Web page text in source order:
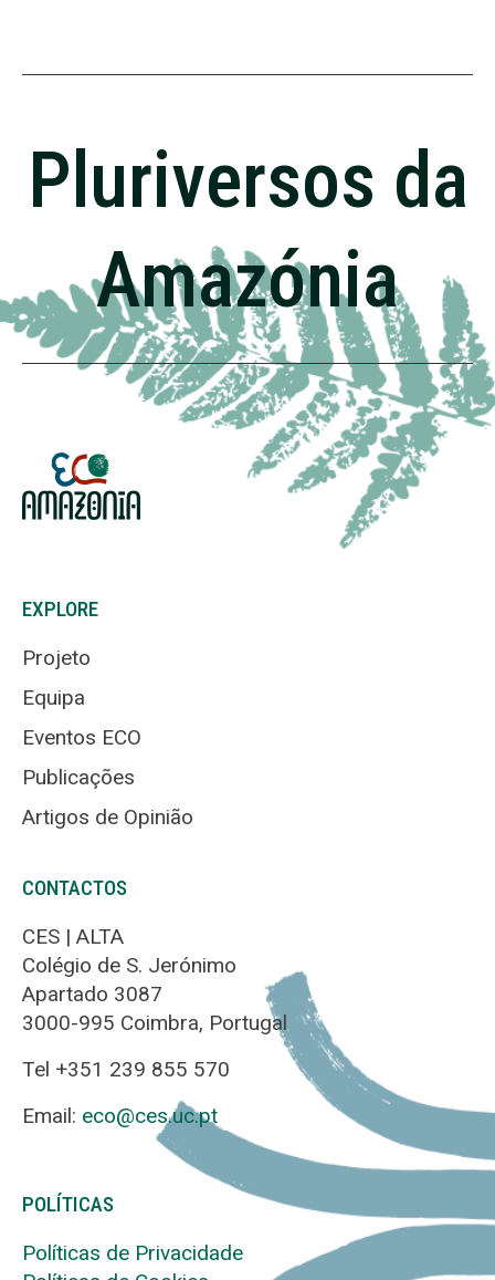
Pluriversos da
Amazónia
EXPLORE
Projeto
Equipa
Eventos ECO
Publicações
Artigos de Opinião
CONTACTOS
CES | ALTA
Colégio de S. Jerónimo
Apartado 3087
3000-995 Coimbra, Portugal
Tel +351 239 855 570
Email: eco@ces.uc.pt
POLÍTICAS
Políticas de Privacidade